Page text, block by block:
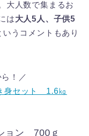
大人数で集まるお
は大人5人、子供5
うコメントもあり
！／
身セット 1.6㎏
ョン 700ｇ